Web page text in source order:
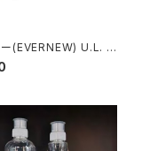
ー(EVERNEW) U.L. A